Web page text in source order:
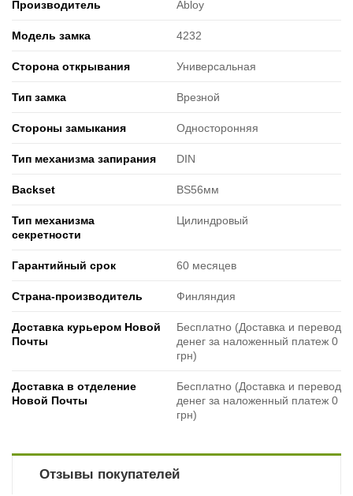
Производитель Abloy
Модель замка 4232
Сторона открывания Универсальная
Тип замка Врезной
Стороны замыкания Односторонняя
Тип механизма запирания DIN
Backset BS56мм
Тип механизма
секретности
Цилиндровый
Гарантийный срок 60 месяцев
Страна-производитель Финляндия
Доставка курьером Новой
Почты
Бесплатно (Доставка и перевод
денег за наложенный платеж 0
грн)
Доставка в отделение
Новой Почты
Бесплатно (Доставка и перевод
денег за наложенный платеж 0
грн)
Отзывы покупателей